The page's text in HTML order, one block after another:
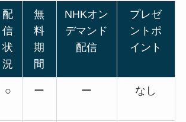
配
信
状
況
無
料
期
間
NHKオン
デマンド
配信
プレゼ
ントポ
イント
○ ー ー なし